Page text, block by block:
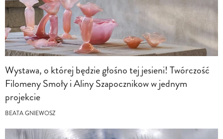
Wystawa, o której będzie głośno tej jesieni! Twórczość
Filomeny Smoły i Aliny Szapocznikow w jednym
projekcie
BEATA GNIEWOSZ